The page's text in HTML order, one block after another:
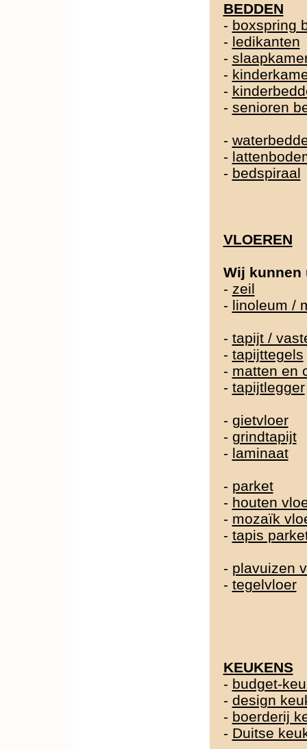
BEDDEN
- boxspring
- ledikanten
-
-
-
- senioren
-
-
- bedspiraal
VLOEREN
Wij kunnen
- zeil
- linoleum /
- tapijt /
- tapijttegels
- matten en
- tapijtlegger
- gietvloer
- grindtapijt
- laminaat
- parket
- houten
- mozaïk
- tapis
- plavuizen
- tegelvloer
KEUKENS
- budget-
- design
- boerderij
- Duitse